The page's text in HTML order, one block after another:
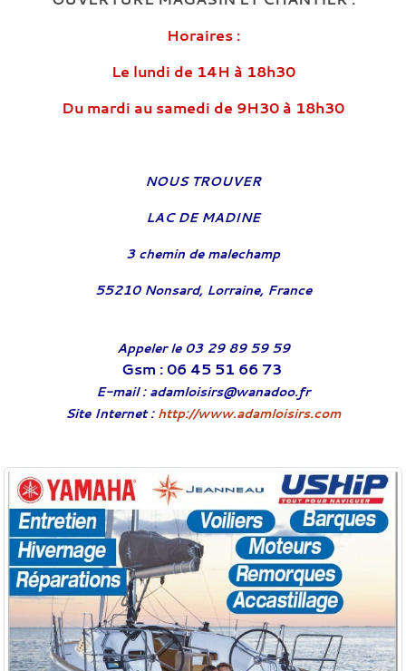
Horaires :
Le lundi de 14H à 18h30
Du mardi au samedi de 9H30 à 18h30
NOUS TROUVER
LAC DE MADINE
3 chemin de malechamp
55210 Nonsard, Lorraine, France
Appeler le 03 29 89 59 59
Gsm : 06 45 51 66 73
E-mail : adamloisirs@wanadoo.fr
Site Internet : http://www.adamloisirs.com